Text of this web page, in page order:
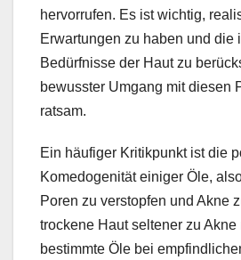
hervorrufen. Es ist wichtig,
Erwartungen zu haben und die
Bedürfnisse der Haut zu
bewusster Umgang mit diesen
ratsam.
Ein häufiger Kritikpunkt ist die
Komedogenität einiger Öle,
Poren zu verstopfen und Akne
trockene Haut seltener zu Akne
bestimmte Öle bei